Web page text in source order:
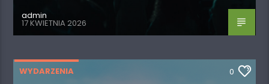
admin
17 KWIETNIA 2026
WYDARZENIA 0